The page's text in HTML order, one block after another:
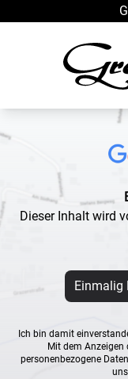
Dieser Inhalt wird
Einmalig
Ich bin damit
Mit dem Anzeigen
personenbezogene